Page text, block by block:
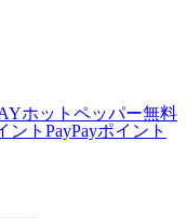
ホットペッパー無料
ント PayPayポイント